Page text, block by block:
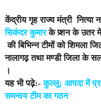
केंद्रीय गृह राज्य मंत्री नित्या
सिकंदर कुमार के प्र्शन के उतर
की बिभिन्न टीमों को शिमला
नालागढ़ तथा मण्डी जिला के
।
यह भी पढ़े:-कुल्लू: आपदा में
समन्वय टीम का गठन